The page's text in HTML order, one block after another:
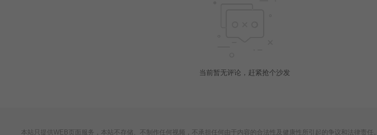
当前暂无评论，赶紧抢个沙发
本站只提供WEB页面服务，本站不存储、不制作任何视频，不承担任何由于内容的合法性及健康性所引起的争议和法律责任。